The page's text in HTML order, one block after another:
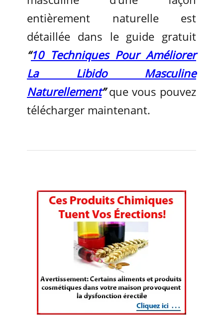
entièrement naturelle est
détaillée dans le guide gratuit
“10 Techniques Pour Améliorer
La Libido Masculine
Naturellement”que vous pouvez
télécharger maintenant.